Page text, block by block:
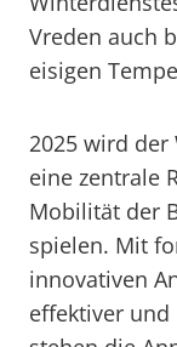
Vreden auch
eisigen
2025 wird
eine zentrale
Mobilität der
spielen. Mit
innovativen
effektiver und